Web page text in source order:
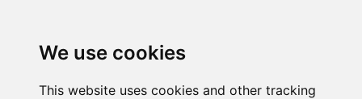
We use cookies
This website uses cookies and other tracking